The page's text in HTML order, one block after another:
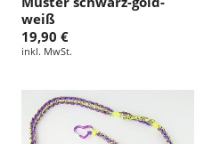
weiß
19,90 €
inkl. MwSt.